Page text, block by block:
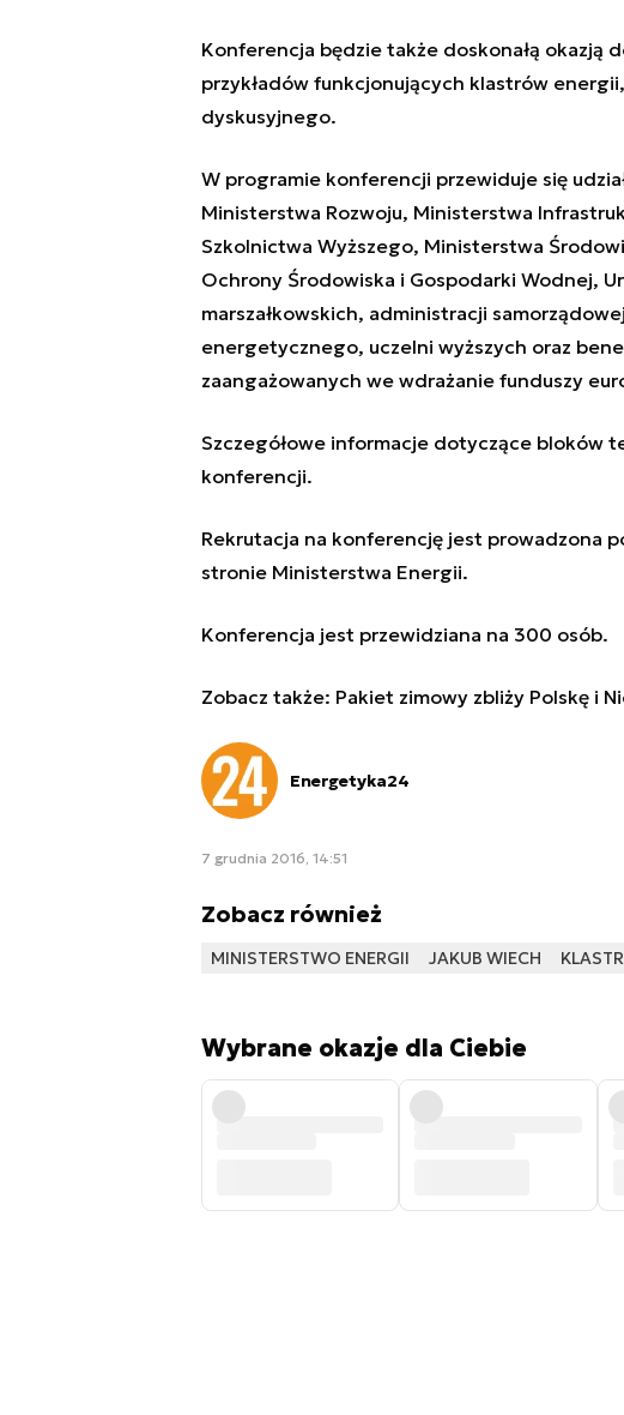
Konferencja będzie także doskonałą okazją
przykładów funkcjonujących klastrów
dyskusyjnego.
W programie konferencji przewiduje się
Ministerstwa Rozwoju, Ministerstwa
Szkolnictwa Wyższego, Ministerstwa
Ochrony Środowiska i Gospodarki Wodnej,
marszałkowskich, administracji
energetycznego, uczelni wyższych oraz
zaangażowanych we wdrażanie funduszy
Szczegółowe informacje dotyczące bloków
konferencji.
Rekrutacja na konferencję jest prowadzona
stronie Ministerstwa Energii.
Konferencja jest przewidziana na 300 osób.
Zobacz także: Pakiet zimowy zbliży Polskę i
Energetyka24
7 grudnia 2016, 14:51
Zobacz również
MINISTERSTWO ENERGII JAKUB WIECH
Wybrane okazje dla Ciebie